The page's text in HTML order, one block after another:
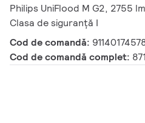
Philips UniFlood M G2, 2755
Clasa de siguranță I
Cod de comandă:
Cod de comandă complet: